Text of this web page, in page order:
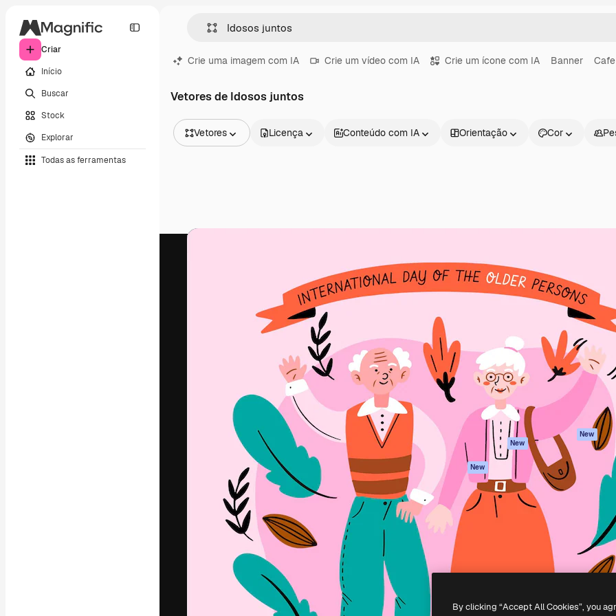
Criar
Início
Buscar
Stock
Explorar
Todas as ferramentas
Crie uma imagem com IA Crie um vídeo com IA Crie um ícone com IA Banner Cafe
Vetores de Idosos juntos
Vetores
Vídeos
Licença Conteúdo com IA Orientação Cor
A plataforma criativa para você direcionar
seu melhor trabalho. Mais de 1 milhão de
assinantes entre criativos, empresas,
agências e estúdios.
Português
Produtos
Spaces
Assistente de IA
Gerador de
imagens
Gerador de vídeos
Texto para voz
Conteúdo de stock
MCP para
Claude/ChatGPT
New
Agentes New
API
App móvel
Todas as
ferramentas
Começar
Academy
Documentação
Atendimento
Termos e
condições
Política de
privacidade
Originais
New
Política de
Central de
confiabilidade
Empresas
Copyright © 2010- Freepik Company S.L.U. Todos os direitos reservados.
By clicking “Accept All Cookies”, you